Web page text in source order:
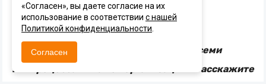
в следующей статье .
Хотите централизованно управлять всеми
ИТ-процессами
вашей организации? Расскажите
«Согласен», вы даете согласие на их
использование в соответствии с нашей
Политикой конфиденциальности
Согласен